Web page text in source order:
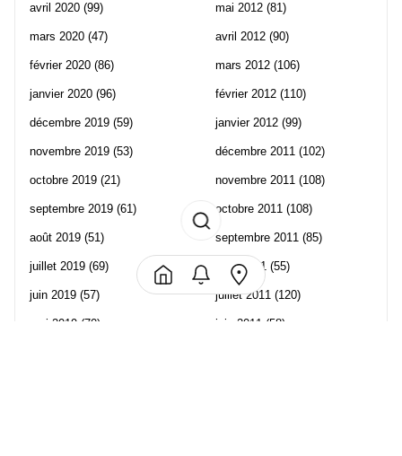
avril 2020 (99)
mars 2020 (47)
février 2020 (86)
janvier 2020 (96)
décembre 2019 (59)
novembre 2019 (53)
octobre 2019 (21)
septembre 2019 (61)
août 2019 (51)
juillet 2019 (69)
juin 2019 (57)
mai 2019 (70)
mai 2012 (81)
avril 2012 (90)
mars 2012 (106)
février 2012 (110)
janvier 2012 (99)
décembre 2011 (102)
novembre 2011 (108)
octobre 2011 (108)
septembre 2011 (85)
août 2011 (55)
juillet 2011 (120)
juin 2011 (58)